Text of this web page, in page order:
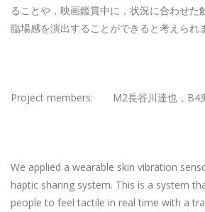
ることや，映画鑑賞中に，状況に合わせた
臨場感を演出することができると考えられ
Project members: M2長谷川達也，B4
We applied a wearable skin vibration
haptic sharing system. This is a system
people to feel tactile in real time with a